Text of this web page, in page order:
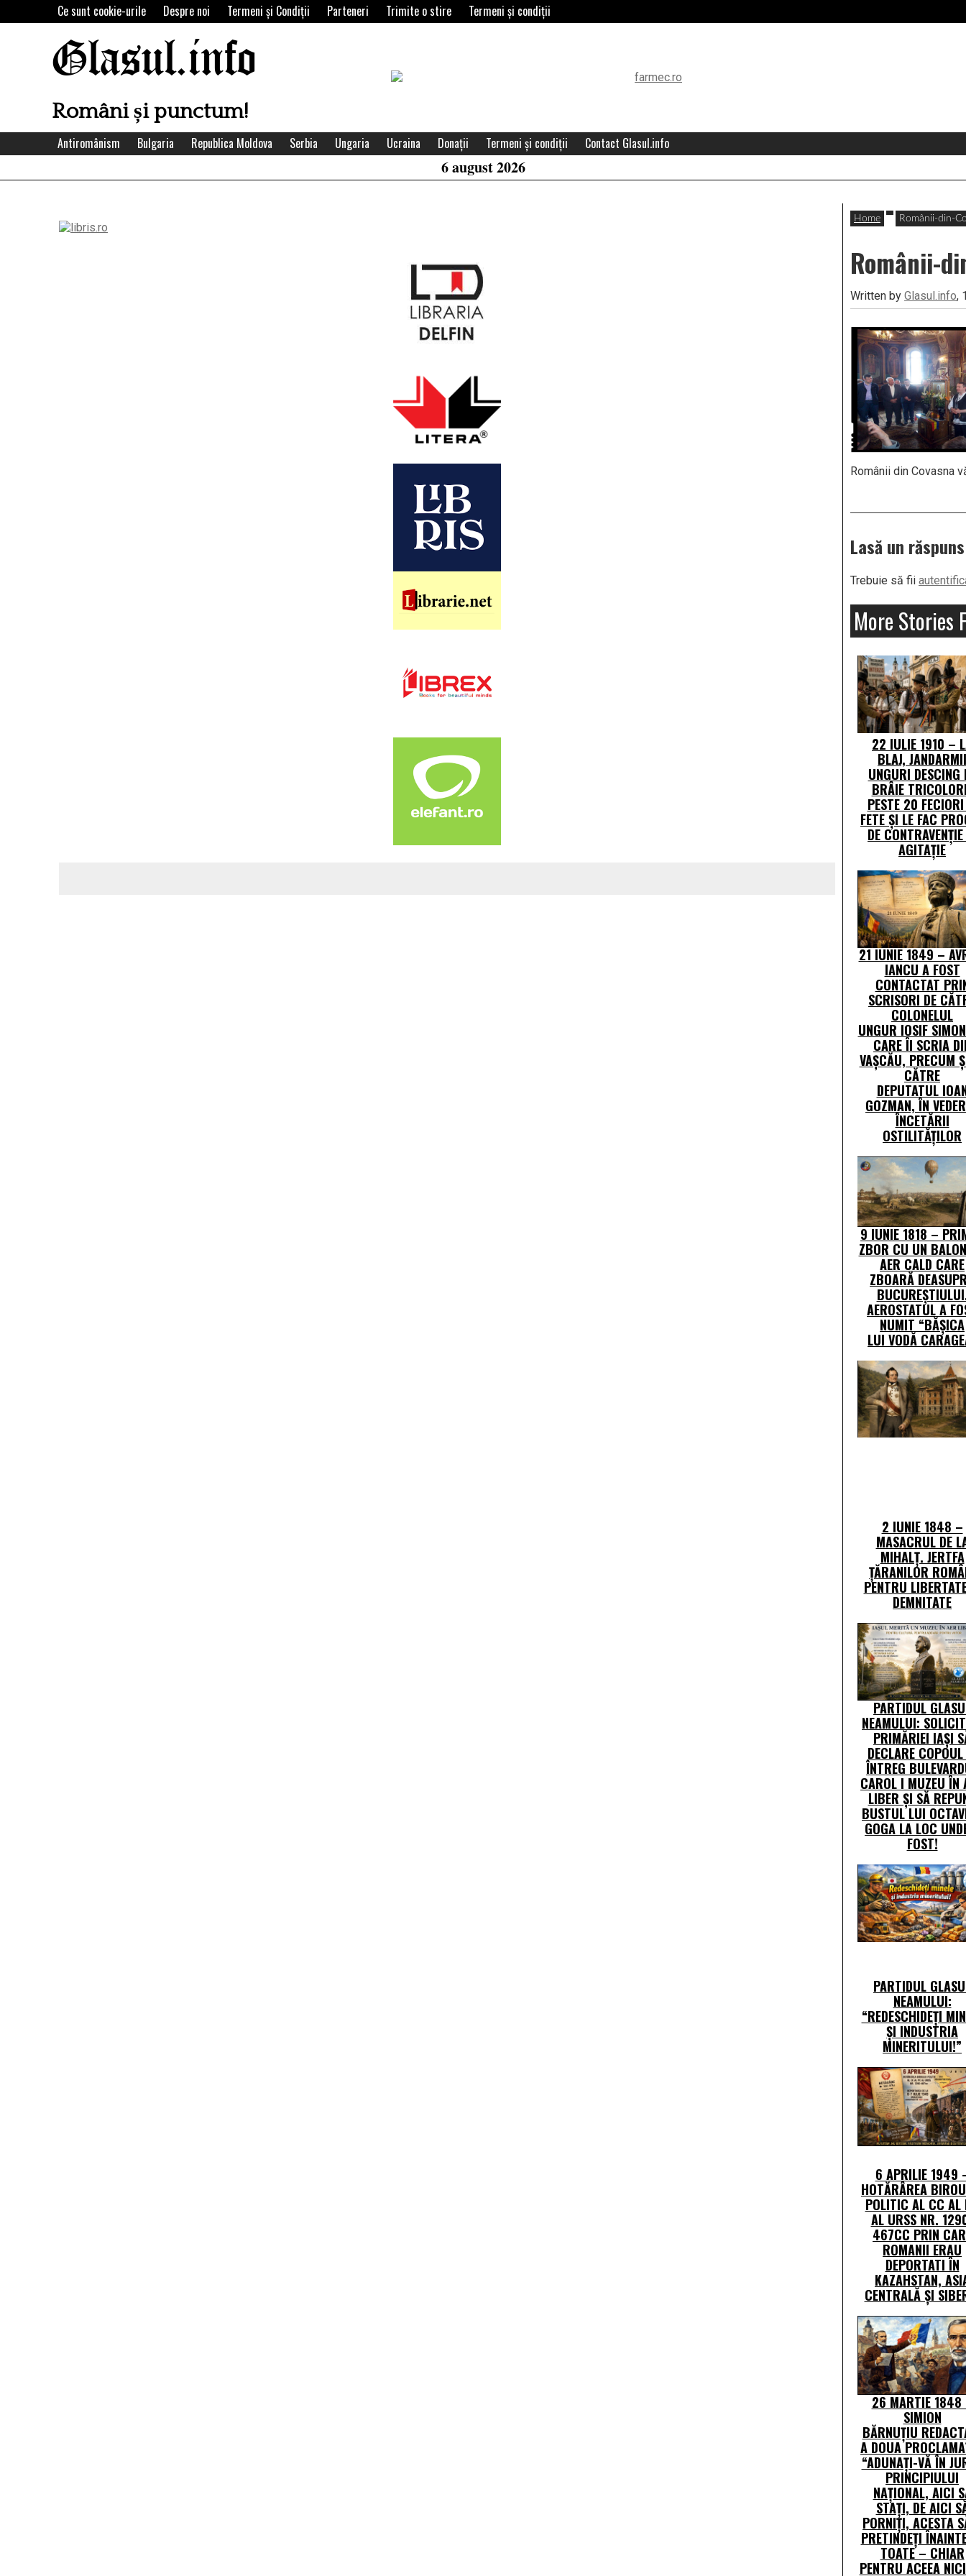
to
Ce sunt cookie-urile Despre noi Termeni şi Condiţii Parteneri Trimite o stire Termeni și condiții
Glasul.info
Români și punctum!
Header
Area
Antiromânism Bulgaria Republica Moldova Serbia Ungaria Ucraina Donații Termeni și condiții Contact Glasul.info
6 august 2026
Home Românii-din-
Românii-
Written by Glasul.info,
Românii din Covasna
Lasă un răspuns
Trebuie să fii
More Stories
22 IULIE 1910 –
BLAJ, JANDARMII
UNGURI DESCING
BRÂIE
PESTE 20
FETE ŞI LE FAC
DE
AGITAŢIE
21 IUNIE 1849 –
IANCU A FOST
CONTACTAT
SCRISORI DE
COLONELUL
UNGUR IOSIF
CARE ÎI SCRIA
VAȘCĂU, PRECUM
CĂTRE
DEPUTATUL
GOZMAN, ÎN
ÎNCETĂRII
OSTILITĂȚILOR
9 IUNIE 1818 –
ZBOR CU UN
AER CALD CARE
ZBOARĂ
AEROSTATUL A
NUMIT “BĂȘICA
LUI VODĂ
2 IUNIE 1848 –
MASACRUL DE
MIHALȚ. JERTFA
ȚĂRANILOR
PENTRU
DEMNITATE
PARTIDUL
NEAMULUI:
PRIMĂRIEI IAȘI
DECLARE
ÎNTREG
CAROL I MUZEU ÎN
LIBER ȘI SĂ
BUSTUL LUI
GOGA LA LOC
FOST!
PARTIDUL
NEAMULUI:
“REDESCHIDEȚI
ȘI INDUSTRIA
MINERITULUI!”
6 APRILIE 1949
HOTĂRÂREA
POLITIC AL CC AL
AL URSS NR.
467CC PRIN
ROMANII ERAU
DEPORTATI ÎN
KAZAHSTAN,
CENTRALĂ ŞI
26 MARTIE
SIMION
BĂRNUȚIU
A DOUA
“ADUNAȚI-VĂ ÎN
PRINCIPIULUI
NAȚIONAL, AICI
STAȚI, DE AICI
PORNIȚI, ACESTA
PRETINDEȚI
TOATE – CHIAR
PENTRU ACEEA
Left
Asides